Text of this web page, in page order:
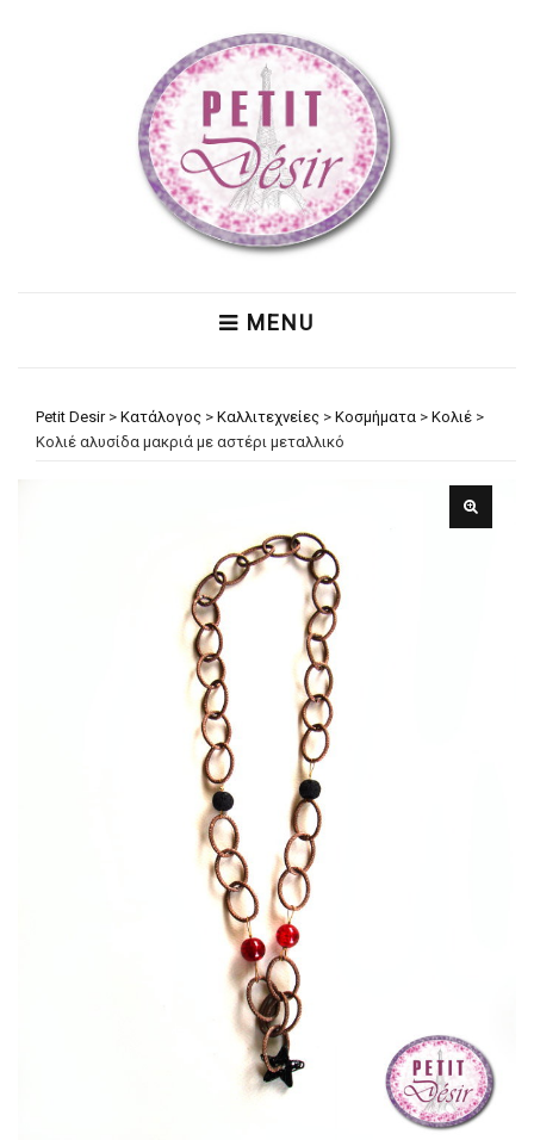
MENU
Petit Desir> Κατάλογος > Καλλιτεχνείες > Κοσμήματα > Κολιέ >
Κολιέ αλυσίδα μακριά με αστέρι μεταλλικό